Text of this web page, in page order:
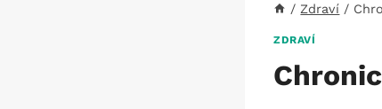
/ Zdraví /
ZDRAVÍ